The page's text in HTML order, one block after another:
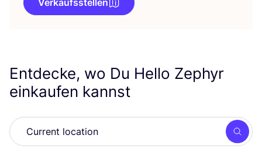
Verkaufsstellen
Entdecke, wo Du Hello Zephyr
einkaufen kannst